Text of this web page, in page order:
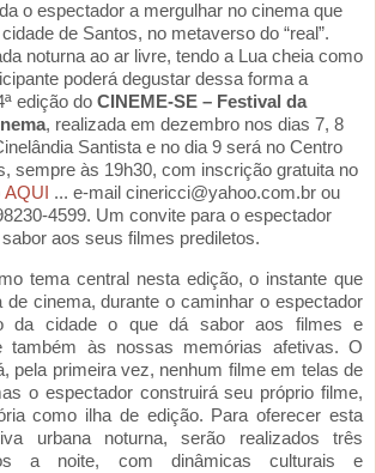
o espectador a mergulhar no cinema que
de Santos, no metaverso do “real”.
noturna ao ar livre, tendo a Lua cheia como
poderá degustar dessa forma a
ª edição do CINEME-SE – Festival da
, realizada em dezembro nos dias 7, 8
Santista e no dia 9 será no Centro
sempre às 19h30, com inscrição gratuita no
AQUI ... e-mail cinericci@yahoo.com.br ou
4599. Um convite para o espectador
aos seus filmes prediletos.
tema central nesta edição, o instante que
de cinema, durante o caminhar o espectador
da cidade o que dá sabor aos filmes e
também às nossas memórias afetivas. O
pela primeira vez, nenhum filme em telas de
o espectador construirá seu próprio filme,
como ilha de edição. Para oferecer esta
urbana noturna, serão realizados três
a noite, com dinâmicas culturais e